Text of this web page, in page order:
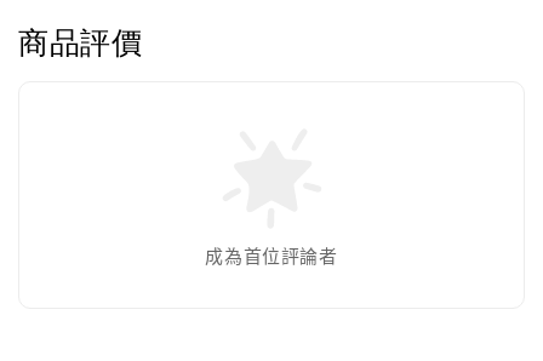
商品評價
成為首位評論者